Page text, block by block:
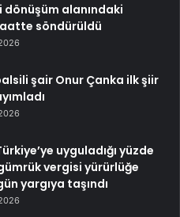
dönüşüm alanındaki
söndürüldü
şair Onur Çanka ilk şiir
uyguladığı yüzde
vergisi yürürlüğe
yargıya taşındı